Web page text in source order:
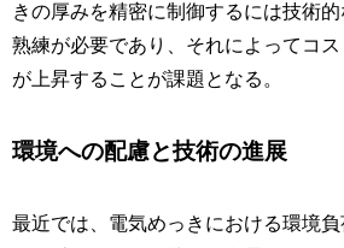
きの厚みを精密に制御するには技術的
熟練が必要であり、それによってコス
が上昇することが課題となる。
環境への配慮と技術の進展
最近では、電気めっきにおける環境負